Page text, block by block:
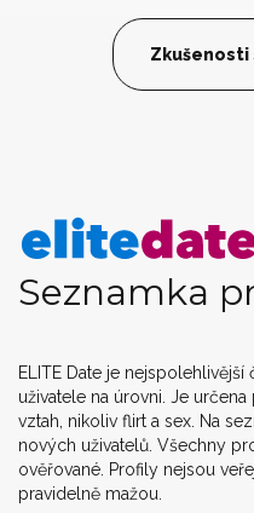
Zkušenosti
Seznamka
ELITE Date je
uživatele na úrovni. Je
vztah, nikoliv flirt a sex. Na
nových uživatelů. Všechny
ověřované. Profily nejsou
pravidelně mažou.